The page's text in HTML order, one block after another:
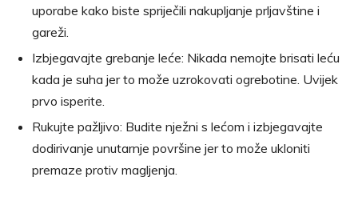
uporabe kako biste spriječili nakupljanje prljavštine i
gareži.
Izbjegavajte grebanje leće: Nikada nemojte brisati leću
kada je suha jer to može uzrokovati ogrebotine. Uvijek
prvo isperite.
Rukujte pažljivo: Budite nježni s lećom i izbjegavajte
dodirivanje unutarnje površine jer to može ukloniti
premaze protiv magljenja.